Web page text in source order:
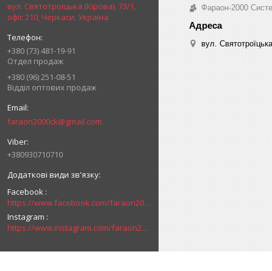
вул. Святотроїцька (Кірова), 73/1,
офіс 210, Черкаси, Україна
+380 (73) 481-19-91
Отдел продаж
+380 (96) 251-08-51
Відділ оптових продаж
faraon2000ck@gmail.com
+380930710710
Facebook
https://www.facebook.com/faraon2000ck/
Instagram
https://www.instagram.com/faraon2000com/
Фараон-2000
вул.